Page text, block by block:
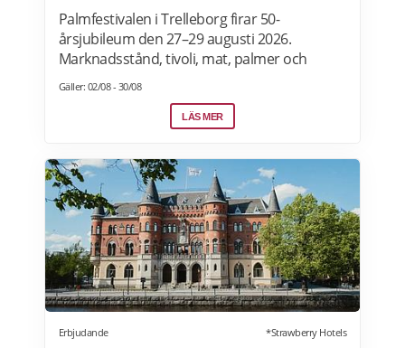
Palmfestivalen i Trelleborg firar 50-
årsjubileum den 27–29 augusti 2026.
Marknadsstånd, tivoli, mat, palmer och
uppträdanden. MusikPalm Night Rock:
Lördag 29 augusti kl. 19.30 i festivaltältet på
Stortorget.Artister: Nina Söderquist, Nanne
Borg, Rasmus Ehrnborn och Håkan Hemlin.
DJ: Fredrik Deville spelar före och efter the
liveframträdanden. Biljetter: Rockkvällen
kostar från 175 kr. Läs mer>>>
Gäller: 02/08 - 30/08
LÄS MER
Erbjudande *Strawberry Hotels